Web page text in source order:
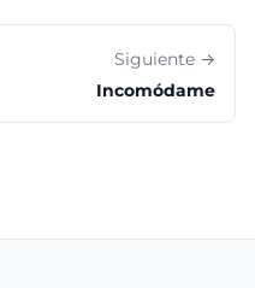
Siguiente →
Incomódame